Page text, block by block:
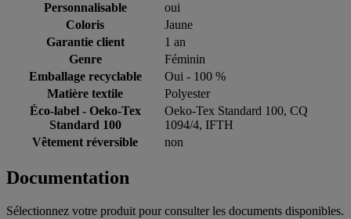
Personnalisable
oui
Coloris
Jaune
Garantie client
1 an
Genre
Féminin
Emballage recyclable
Oui - 100 %
Matière textile
Polyester
Éco-label - Oeko-Tex
Standard 100
Oeko-Tex Standard 100, CQ
1094/4, IFTH
Vêtement réversible
non
Documentation
Sélectionnez votre produit pour consulter les documents disponibles.